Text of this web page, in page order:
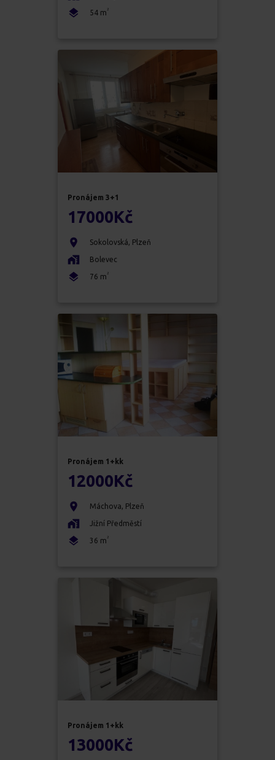
54 m 2
Pronájem 3+1
17000Kč
Sokolovská, Plzeň
Bolevec
76 m 2
Pronájem 1+kk
12000Kč
Máchova, Plzeň
Jižní Předměstí
36 m 2
Pronájem 1+kk
13000Kč